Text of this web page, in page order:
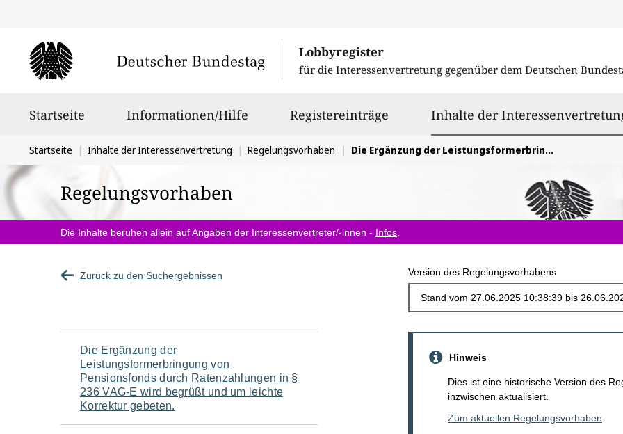
Lobbyregister
für die Interessenvertretung gegenüber dem Deutschen
Startseite Informationen/Hilfe Registereinträge Inhalte der
Sie
befinden
sich
hier:
Startseite Inhalte der Interessenvertretung Regelungsvorhaben Die Ergänzung der Leistungsformerbringung von Pensionsfonds durch Ratenzahlungen in § 236 VAG-E wird begrüßt und um leichte Korrektur gebeten.
Regelungsvorhaben
Die Inhalte beruhen allein auf Angaben der Interessenvertreter/-innen - Infos
Zurück zu den Suchergebnissen Version des Regelungsvorhabens
Navigation
für
den
Die Ergänzung der
Leistungsformerbringung von
Pensionsfonds durch Ratenzahlungen in §
236 VAG-E wird begrüßt und um leichte
Korrektur gebeten.
Hinweis
Dies ist eine historische Version des
inzwischen aktualisiert.
Zum aktuellen Regelungsvorhaben